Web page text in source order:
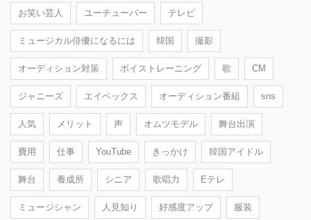
お笑い芸人 ユーチューバー テレビ
ミュージカル俳優になるには 韓国 撮影
オーディション対策 ボイストレーニング 歌 CM
ジャニーズ エイベックス オーディション番組 sns
人気 メリット 声 オムツモデル 舞台出演
費用 仕事 YouTube きっかけ 韓国アイドル
舞台 養成所 シニア 歌唱力 Eテレ
ミュージシャン 人見知り 好感度アップ 服装